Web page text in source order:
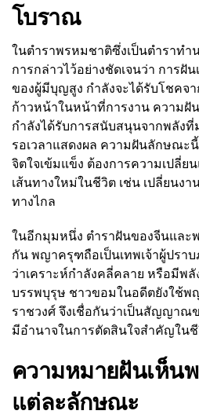
โบราณ
ในตำราพรหมชาติซึ่งเป็นตำราท
การกล่าวไว้อย่างชัดเจนว่า กา
ของผู้มีบุญสูง กำลังจะได้รับโชคจ
ก้าวหน้าในหน้าที่การงาน ความฝั
กำลังได้รับการสนับสนุนจากพลัง
รอเวลาแสดงผล ความฝันลักษณะ
จิตใจเข้มแข็ง ต้องการความเปลี่ย
เส้นทางใหม่ในชีวิต เช่น เปลี่ยนง
ทางไกล
ในอีกมุมหนึ่ง ตำราฝันของจีนและ
กัน พญาครุฑถือเป็นเทพเจ้าผู้ปรา
ว่าเคราะห์กำลังคลี่คลาย หรือมี
บรรพบุรุษ ชาวขอมในอดีตยังใช้
ราชวงศ์ จึงเชื่อกันว่าเป็นสัญญาณ
มีอำนาจในการตัดสินใจสำคัญใน
ความหมายฝันเห็น
แต่ละลักษณะ